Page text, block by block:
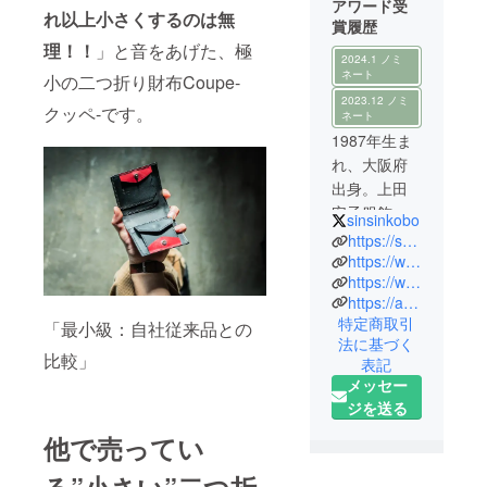
れ以上小さくするのは無
理！！ 」と音をあげた、極
小の二つ折り財布Coupe-
クッペ-です。
「最小級：自社従来品との
比較」
他で売ってい
アワード受
賞履歴
2024.1 ノミ
ネート
2023.12 ノミ
ネート
1987年生ま
れ、大阪府
出身。上田
安子服飾専
門学校の服
飾雑貨コー
スを卒業。
在学中に
バッグ職人
として独立
開業。開業
後はメー
カーからの
sinsinkobo
https://sennyu.jp/
https://www.facebook.com/shinshinkoubou
https://www.instagram.com/sinsinkobo/
https://ameblo.jp/mashmaro666/
特定商取引
法に基づく
表記
メッセー
ジを送る